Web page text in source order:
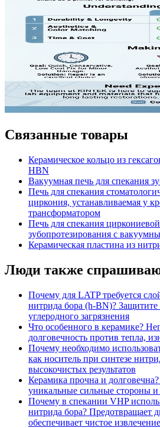
Связанные товары
Керамическое кольцо из
HBN
Вакуумная печь для спекания
Печь для спекания
циркония, устанавливаемая у
трансформатором
Печь для спекания
зубопротезирования с
Керамическая пластина из
Люди также
Почему для LATP требуется
нитрида бора (h-BN)?
углеродного загрязнения
Что особенного в керамике?
долговечность против тепла,
Почему необходимо
как носитель при синтезе
высокочистых результатов
Керамика прочна и
уникальные сильные стороны и
Почему в спекании VHP
нитрида бора? Предотвращает
обеспечивает чистое